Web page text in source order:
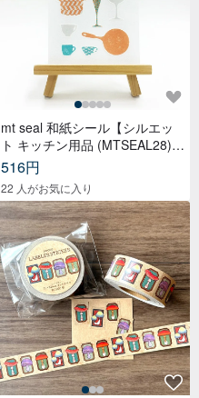
mt seal 和紙シール【シルエッ
ト キッチン用品 (MTSEAL28)】
2017AW
516円
22 人がお気に入り